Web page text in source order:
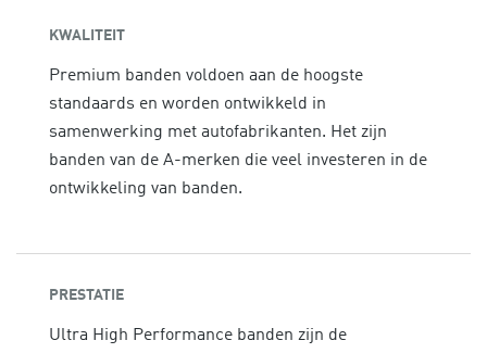
KWALITEIT
Premium banden voldoen aan de hoogste
standaards en worden ontwikkeld in
samenwerking met autofabrikanten. Het zijn
banden van de A-merken die veel investeren in de
ontwikkeling van banden.
PRESTATIE
Ultra High Performance banden zijn de